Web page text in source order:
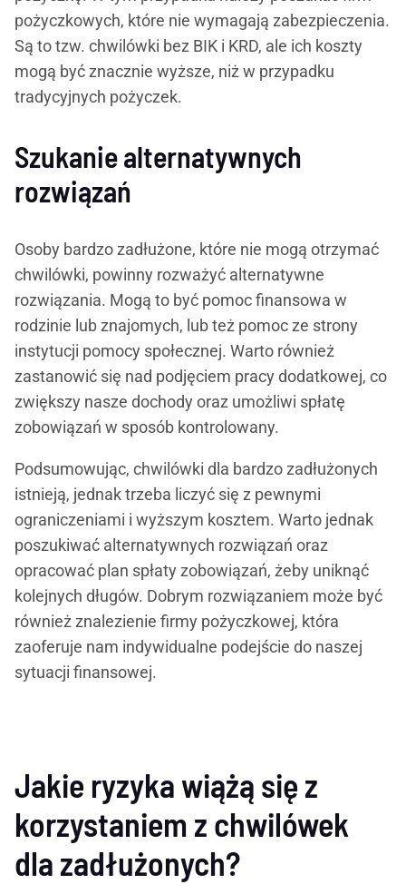
pożyczkowych, które nie wymagają zabezpieczenia.
Są to tzw. chwilówki bez BIK i KRD, ale ich koszty
mogą być znacznie wyższe, niż w przypadku
tradycyjnych pożyczek.
Szukanie alternatywnych
rozwiązań
Osoby bardzo zadłużone, które nie mogą otrzymać
chwilówki, powinny rozważyć alternatywne
rozwiązania. Mogą to być pomoc finansowa w
rodzinie lub znajomych, lub też pomoc ze strony
instytucji pomocy społecznej. Warto również
zastanowić się nad podjęciem pracy dodatkowej, co
zwiększy nasze dochody oraz umożliwi spłatę
zobowiązań w sposób kontrolowany.
Podsumowując, chwilówki dla bardzo zadłużonych
istnieją, jednak trzeba liczyć się z pewnymi
ograniczeniami i wyższym kosztem. Warto jednak
poszukiwać alternatywnych rozwiązań oraz
opracować plan spłaty zobowiązań, żeby uniknąć
kolejnych długów. Dobrym rozwiązaniem może być
również znalezienie firmy pożyczkowej, która
zaoferuje nam indywidualne podejście do naszej
sytuacji finansowej.
Jakie ryzyka wiążą się z
korzystaniem z chwilówek
dla zadłużonych?